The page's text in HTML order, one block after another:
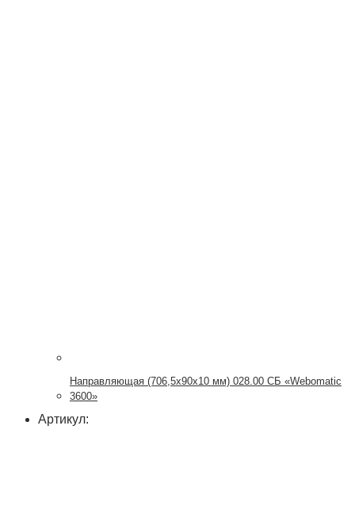
Направляющая (706,5х90х10 мм) 028.00 СБ «Webomatic
3600»
Артикул: